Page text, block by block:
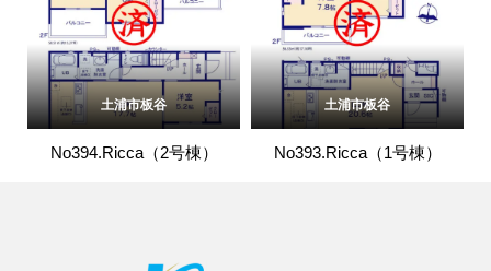
土浦市板谷
No394.Ricca（2号棟）
土浦市板谷
No393.Ricca（1号棟）